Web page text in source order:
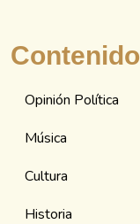
Contenido
Opinión Política
Música
Cultura
Historia